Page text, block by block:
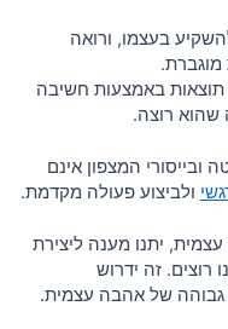
בעצמו, ורואה
תוצאות באמצעות חשיבה
רוצה.
המצפון אינם
ולביצוע פעולה מקדמת.
יתנו מענה ליצירת
רוצים. זה ידרוש
של אהבה עצמית.